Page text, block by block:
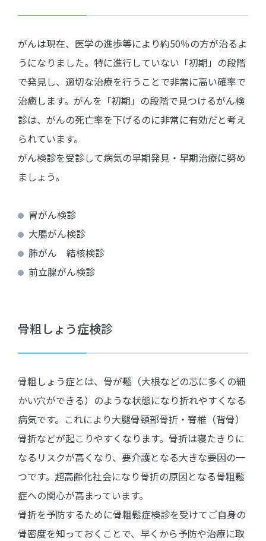
がんは現在、医学の進歩等により約50％の方が治るよ
うになりました。特に進行していない「初期」の段階
で発見し、適切な治療を行うことで非常に高い確率で
治癒します。がんを「初期」の段階で見つけるがん検
診は、がんの死亡率を下げるのに非常に有効だと考え
られています。
がん検診を受診して病気の早期発見・早期治療に努め
ましょう。
胃がん検診
大腸がん検診
肺がん 結核検診
前立腺がん検診
骨粗しょう症検診
骨粗しょう症とは、骨が鬆（大根などの芯に多くの細
かい穴ができる）のような状態になり折れやすくなる
病気です。これにより大腿骨頸部骨折・脊椎（背骨）
骨折などが起こりやすくなります。骨折は寝たきりに
なるリスクが高くなり、要介護となる大きな要因の一
つです。超高齢化社会になり骨折の原因となる骨粗鬆
症への関心が高まっています。
骨折を予防するために骨粗鬆症検診を受けてご自身の
骨密度を知っておくことで、早くから予防や治療に取